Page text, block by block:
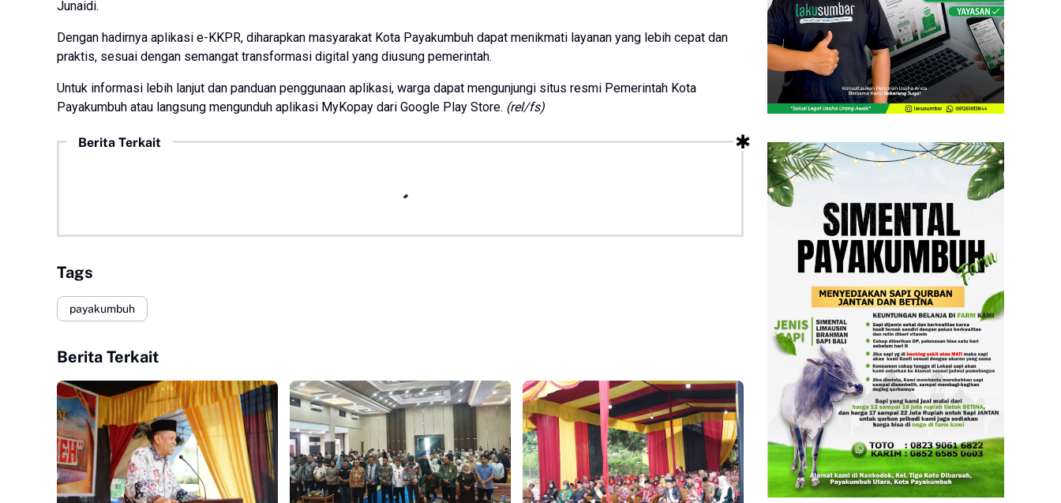
Junaidi.
Dengan hadirnya aplikasi e-KKPR, diharapkan masyarakat Kota Payakumbuh dapat menikmati layanan yang lebih cepat dan
praktis, sesuai dengan semangat transformasi digital yang diusung pemerintah.
Untuk informasi lebih lanjut dan panduan penggunaan aplikasi, warga dapat mengunjungi situs resmi Pemerintah Kota
Payakumbuh atau langsung mengunduh aplikasi MyKopay dari Google Play Store. (rel/fs)
Berita Terkait
Tags
payakumbuh
Berita Terkait